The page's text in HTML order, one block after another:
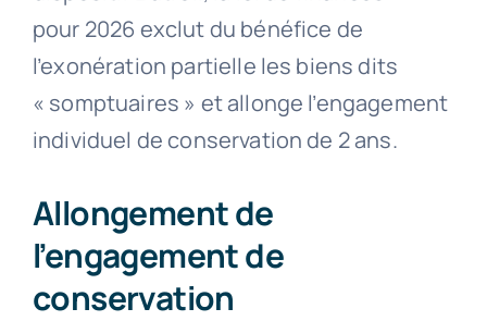
pour 2026 exclut du bénéfice de
l’exonération partielle les biens dits
« somptuaires » et allonge l’engagement
individuel de conservation de 2 ans.
Allongement de
l’engagement de
conservation